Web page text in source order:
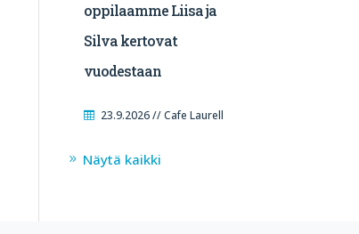
oppilaamme Liisa ja
Silva kertovat
vuodestaan
23.9.2026 // Cafe Laurell
Näytä kaikki